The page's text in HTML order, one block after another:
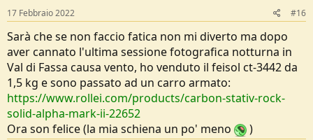
17 Febbraio 2022 #16
Sarà che se non faccio fatica non mi diverto ma dopo
aver cannato l'ultima sessione fotografica notturna in
Val di Fassa causa vento, ho venduto il feisol ct-3442 da
1,5 kg e sono passato ad un carro armato:
https://www.rollei.com/products/carbon-stativ-rock-
solid-alpha-mark-ii-22652
Ora son felice (la mia schiena un po' meno
)